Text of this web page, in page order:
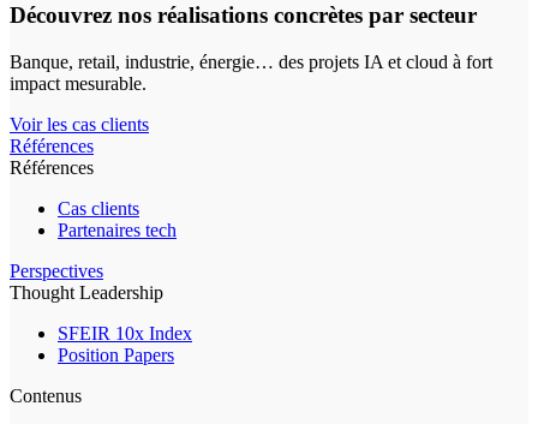
Découvrez nos réalisations concrètes par secteur
Banque, retail, industrie, énergie… des projets IA et cloud à fort
impact mesurable.
Voir les cas clients
Références
Références
Cas clients
Partenaires tech
Perspectives
Thought Leadership
SFEIR 10x Index
Position Papers
Contenus